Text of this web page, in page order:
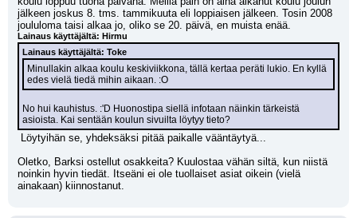
jälkeen joskus 8. tms. tammikuuta eli loppiaisen jälkeen. Tosin 2008
joululoma taisi alkaa jo, oliko se 20. päivä, en muista enää.
Lainaus käyttäjältä: Hirmu
Lainaus käyttäjältä: Toke
Minullakin alkaa koulu keskiviikkona, tällä kertaa peräti lukio. En kyllä
edes vielä tiedä mihin aikaan. :O
No hui kauhistus. :'D Huonostipa siellä infotaan näinkin tärkeistä
asioista. Kai sentään koulun sivuilta löytyy tieto?
Löytyihän se, yhdeksäksi pitää paikalle vääntäytyä...
Oletko, Barksi ostellut osakkeita? Kuulostaa vähän siltä, kun niistä
noinkin hyvin tiedät. Itseäni ei ole tuollaiset asiat oikein (vielä
ainakaan) kiinnostanut.